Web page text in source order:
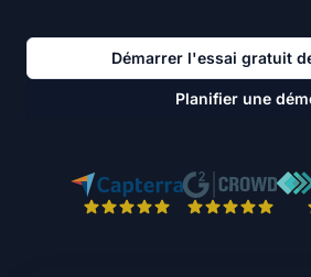
Démarrer l'essai gratuit
Planifier une